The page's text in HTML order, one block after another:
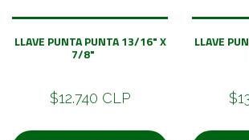
LLAVE PUNTA PUNTA 13/16" X
7/8"
$12.740 CLP
LLAVE